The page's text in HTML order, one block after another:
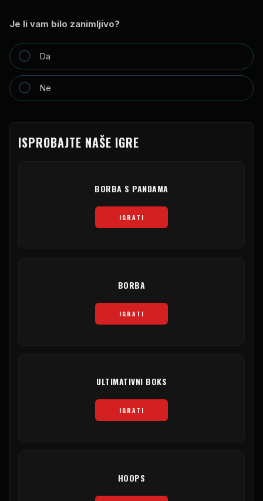
Je li vam bilo zanimljivo?
Da
Ne
ISPROBAJTE NAŠE IGRE
BORBA S PANDAMA
IGRATI
BORBA
IGRATI
ULTIMATIVNI BOKS
IGRATI
HOOPS